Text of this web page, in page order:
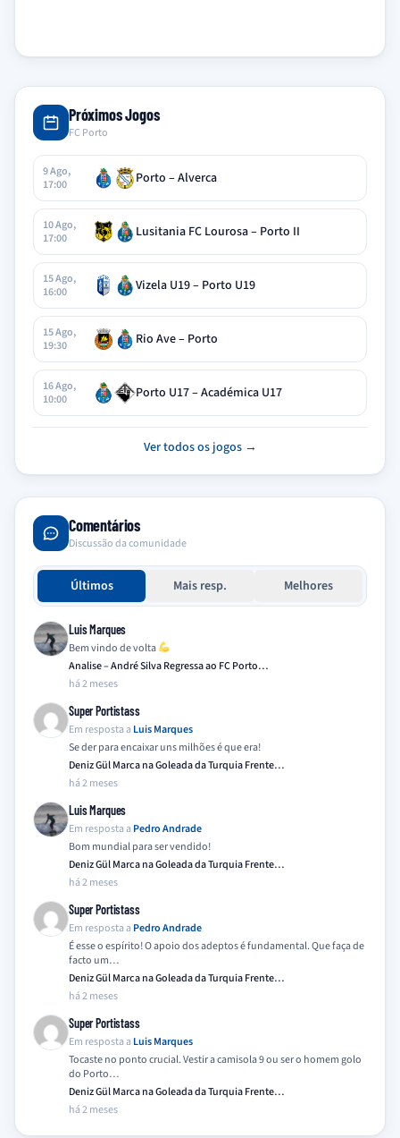
Próximos Jogos
FC Porto
9 Ago,
17:00
Porto – Alverca
10 Ago,
17:00
Lusitania FC Lourosa – Porto II
15 Ago,
16:00
Vizela U19 – Porto U19
15 Ago,
19:30
Rio Ave – Porto
16 Ago,
10:00
Porto U17 – Académica U17
Ver todos os jogos →
Comentários
Discussão da comunidade
Últimos Mais resp. Melhores
Luis Marques
Bem vindo de volta
Analise – André Silva Regressa ao FC Porto…
há 2 meses
Super Portistass
Em resposta a Luis Marques
Se der para encaixar uns milhões é que era!
Deniz Gül Marca na Goleada da Turquia Frente…
há 2 meses
Luis Marques
Em resposta a Pedro Andrade
Bom mundial para ser vendido!
Deniz Gül Marca na Goleada da Turquia Frente…
há 2 meses
Super Portistass
Em resposta a Pedro Andrade
É esse o espírito! O apoio dos adeptos é fundamental. Que faça de
facto um…
Deniz Gül Marca na Goleada da Turquia Frente…
há 2 meses
Super Portistass
Em resposta a Luis Marques
Tocaste no ponto crucial. Vestir a camisola 9 ou ser o homem golo
do Porto…
Deniz Gül Marca na Goleada da Turquia Frente…
há 2 meses